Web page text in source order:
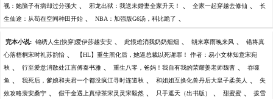
视：她脑子有病却过分强大 、 邪龙出狱：我送未婚妻全家升天！ 、 全家一起穿越去修仙 、 长
生仙途：从苟在空间种田开始 、 NBA：加强版G6汤，科比跪了 、
完本小说: 锦绣人生[快穿]爱伊莎越安安 、 此恨难消我奶奶烟烟 、 朝来寒雨晚来风 、 错将真
心落梧桐宋时礼苏韵怡 、 【HL】重生黑化后，她逼总裁以死谢罪！ 作者：易小文林知意宋宛
秋 、 行至爱意消散处江言傅秦书雅 、 重生八零，爸妈！我自有我的荣耀姜老师魏杳 、 吞噬
鱼 、 我死后，爹娘和夫君一个都没疯江寻时连道秋 、 和姐姐互换化兽丹后大皇子柔美人 、 失
效攻略裴安桑宁 、 假千金遇上真绿茶宋灵灵宋毅然 、 只手遮天（出书版） 、 甜蜜蜜 、 拨雪